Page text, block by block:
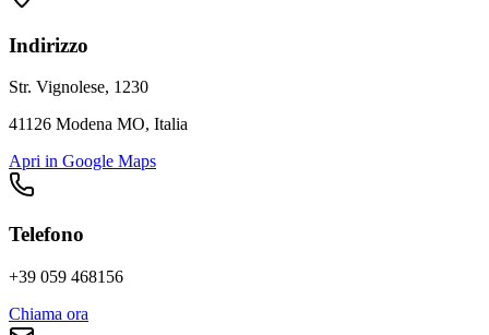
Indirizzo
Str. Vignolese, 1230
41126 Modena MO, Italia
Apri in Google Maps
Telefono
+39 059 468156
Chiama ora